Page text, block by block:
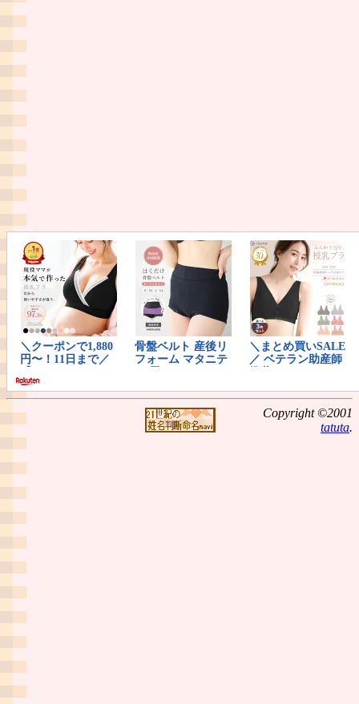
Copyright ©2001
tatuta.